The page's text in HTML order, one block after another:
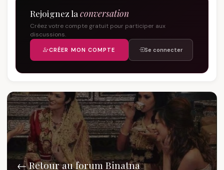
Rejoignez la conversation
Créez votre compte gratuit pour participer aux
discussions.
CRÉER MON COMPTE Se connecter
← Retour au forum Binatna